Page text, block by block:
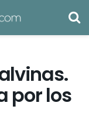
por los